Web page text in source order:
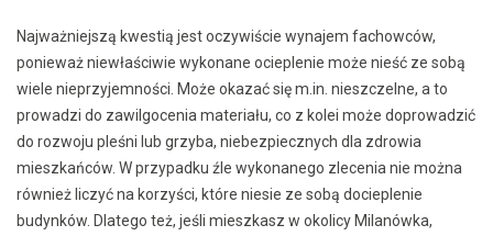
Najważniejszą kwestią jest oczywiście wynajem fachowców,
ponieważ niewłaściwie wykonane ocieplenie może nieść ze sobą
wiele nieprzyjemności. Może okazać się m.in. nieszczelne, a to
prowadzi do zawilgocenia materiału, co z kolei może doprowadzić
do rozwoju pleśni lub grzyba, niebezpiecznych dla zdrowia
mieszkańców. W przypadku źle wykonanego zlecenia nie można
również liczyć na korzyści, które niesie ze sobą docieplenie
budynków. Dlatego też, jeśli mieszkasz w okolicy Milanówka,